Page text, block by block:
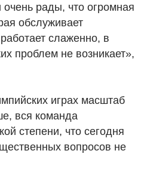
рады, что огромная
обслуживает
слаженно, в
проблем не возникает»,
играх масштаб
вся команда
степени, что сегодня
вопросов не